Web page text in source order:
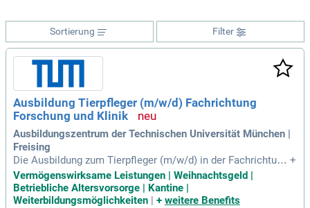
Filter
Sortierung
Ausbildung Tierpfleger (m/w/d) Fachrichtung
Forschung und Klinik
Ausbildungszentrum der Technischen Universität München |
Freising
Die Ausbildung zum Tierpfleger (m/w/d) in der Fachrichtung
Forschung und Klinik bietet spannende Möglichkeiten für Ti
erliebhaber. Voraussetzungen sind ein qualifizierender Mitte
lschulabschluss und körperliche Belastbarkeit. In dieser dre
+
Vermögenswirksame Leistungen | Weihnachtsgeld |
Betriebliche Altersvorsorge | Kantine |
Weiterbildungsmöglichkeiten
+ weitere Benefits